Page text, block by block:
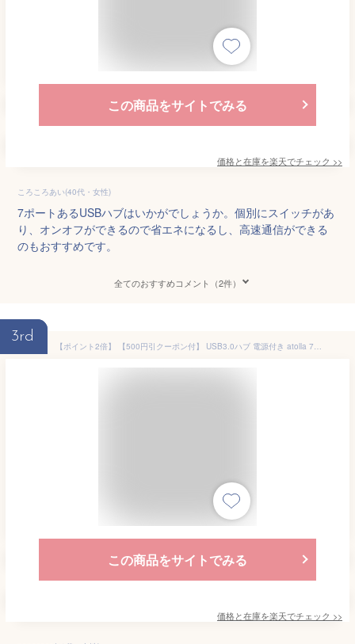
この商品をサイトでみる
価格と在庫を楽天でチェック >>
ころころあい(40代・女性)
7ポートあるUSBハブはいかがでしょうか。個別にスイッチがあ
り、オンオフができるので省エネになるし、高速通信ができる
のもおすすめです。
全てのおすすめコメント（2件）
3rd
【ポイント2倍】 【500円引クーポン付】 USB3.0ハブ 電源付き atolla 7ポート5Gbps高速 USBハブ3.0 の 拡張+ 4充電ポート USB Hub 送料無料
この商品をサイトでみる
価格と在庫を楽天でチェック >>